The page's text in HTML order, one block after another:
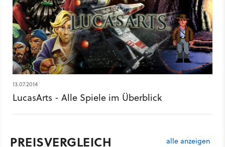
13.07.2014
LucasArts - Alle Spiele im Überblick
PREISVERGLEICH alle anzeigen